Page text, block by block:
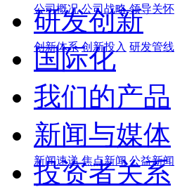
公司概况 公司战略 领导关怀
研发创新
创新体系 创新投入 研发管线
国际化
我们的产品
新闻与媒体
新闻速递 焦点新闻 公益新闻
投资者关系